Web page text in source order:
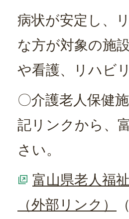
病状が安定し、
な方が対象の施
や看護、リハビ
〇介護老人保健
記リンクから、
さい。
富山県老人福
（外部リンク）